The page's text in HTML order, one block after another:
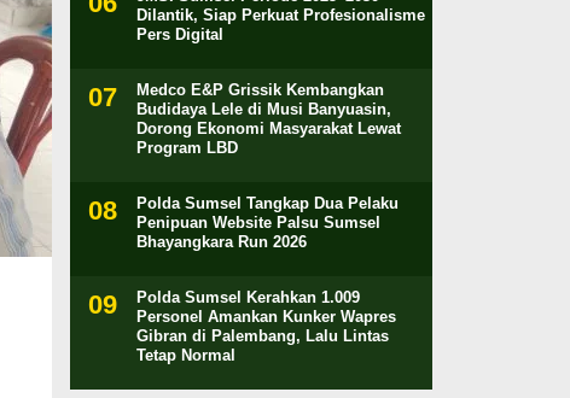
Dilantik, Siap Perkuat Profesionalisme
Pers Digital
Medco E&P Grissik Kembangkan
Budidaya Lele di Musi Banyuasin,
Dorong Ekonomi Masyarakat Lewat
Program LBD
Polda Sumsel Tangkap Dua Pelaku
Penipuan Website Palsu Sumsel
Bhayangkara Run 2026
Polda Sumsel Kerahkan 1.009
Personel Amankan Kunker Wapres
Gibran di Palembang, Lalu Lintas
Tetap Normal